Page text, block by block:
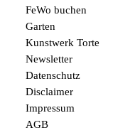
FeWo buchen
Garten
Kunstwerk Torte
Newsletter
Datenschutz
Disclaimer
Impressum
AGB